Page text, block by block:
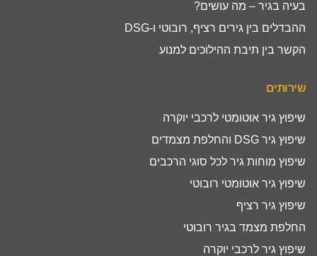
בעיה בגיר – מה עושים?
ההבדלים בין גירים רציף, רובוטי ו-DSG
הקשר בין תיבת ההילוכים למנוע
שירותים
שיפוץ גיר אוטומטי לרכבי יוקרה
שיפוץ גיר DSG והחלפת מצמדים
שיפוץ מוחות גיר לכל סוגי הרכבים
שיפוץ גיר אוטומטי רובוטי
שיפוץ גיר רציף
החלפת מצמד בגיר רובוטי
שיפוץ גיר לרכבי יוקרה